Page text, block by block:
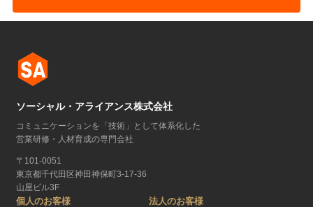
ソーシャル・アライアンス株式会社
コミュニケーションを「技術」として体系化した
営業研修・人材育成の専門会社
〒101-0051
東京都千代田区神田神保町3-17-36
山屋ビル3F
個人のお客様 法人のお客様